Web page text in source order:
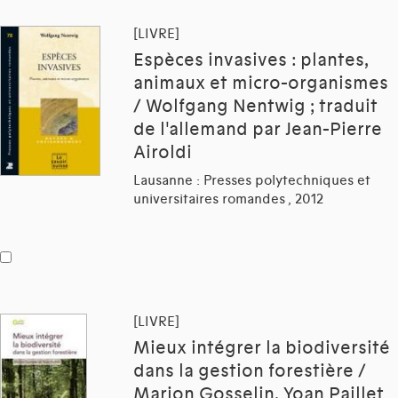
[LIVRE]
Espèces invasives : plantes,
animaux et micro-organismes
/ Wolfgang Nentwig ; traduit
de l'allemand par Jean-Pierre
Airoldi
Lausanne : Presses polytechniques et
universitaires romandes , 2012
[LIVRE]
Mieux intégrer la biodiversité
dans la gestion forestière /